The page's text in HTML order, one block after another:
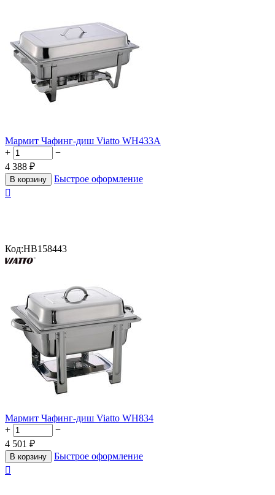
Мармит Чафинг-диш Viatto WH433A
+
−
4 388 ₽
В корзину
Быстрое оформление

Код:HB158443
Мармит Чафинг-диш Viatto WH834
+
−
4 501 ₽
В корзину
Быстрое оформление
